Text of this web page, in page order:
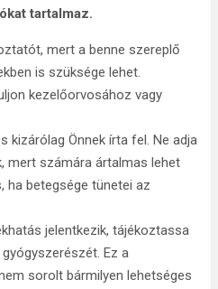
tartalmaz.
mert a benne szereplő
is szüksége lehet.
kezelőorvosához vagy
kizárólag Önnek írta fel. Ne adja
mert számára ártalmas lehet
ha betegsége tünetei az
jelentkezik, tájékoztassa
Ez a
sorolt bármilyen lehetséges